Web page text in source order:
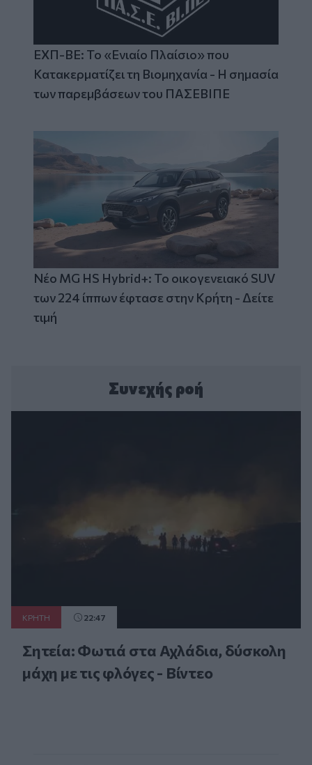
ΕΧΠ-ΒΕ: Το «Ενιαίο Πλαίσιο» που
Κατακερματίζει τη Βιομηχανία - Η σημασία
των παρεμβάσεων του ΠΑΣΕΒΙΠΕ
Νέο MG HS Hybrid+: Το οικογενειακό SUV
των 224 ίππων έφτασε στην Κρήτη - Δείτε
τιμή
Συνεχής ροή
ΚΡΗΤΗ 22:47
Σητεία: Φωτιά στα Αχλάδια, δύσκολη
μάχη με τις φλόγες - Βίντεο